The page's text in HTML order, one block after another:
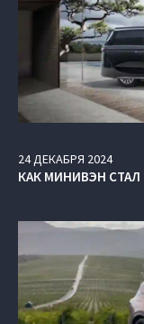
24ДЕКАБРЯ 2024
КАК МИНИВЭН